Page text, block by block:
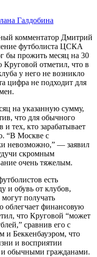
Галдобина
комментатор Дмитрий
футболиста ЦСКА
бы прожить месяц на 30
отметил, что в
у него не возникло
цифра не подходит для
на указанную сумму,
что для обычного
и тех, кто зарабатывает
“В Москве с
невозможно,” — заявил
скромным
очень тяжелым.
есть
и обувь от клубов,
получать
облегчает финансовую
что Круговой “может
сравнив его с
и Беккенбауэром, что
и восприятии
и обычными гражданами.